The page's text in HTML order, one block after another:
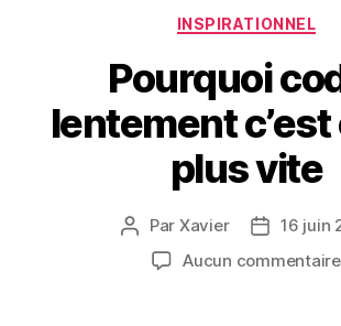
Catégories
INSPIRATIONNEL
Pourquoi
lentement
plus vite
Auteur
l’article
Par Xavier
Date16 juin
Aucun commentaire